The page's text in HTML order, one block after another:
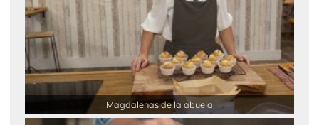
Magdalenas de la abuela